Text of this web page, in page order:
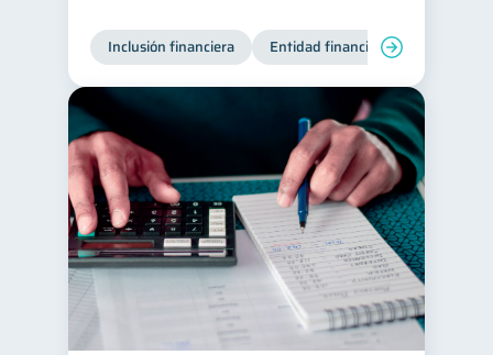
Inclusión financiera Entidad financiera